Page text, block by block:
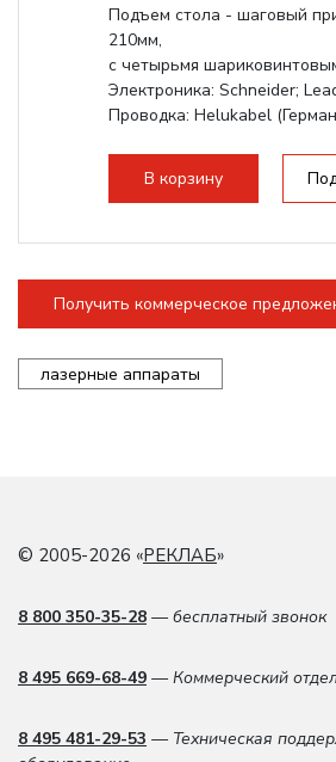
Подъем стола - шаговый
210мм,
с четырьмя
Электроника: Schneider;
Проводка: Helukabel
В корзину
Получить коммерческое
лазерные аппараты
© 2005-2026 «РЕКЛАБ»
8 800 350-35-28 — бесплатный звонок
8 495 669-68-49 — Коммерческий
8 495 481-29-53 — Техническая